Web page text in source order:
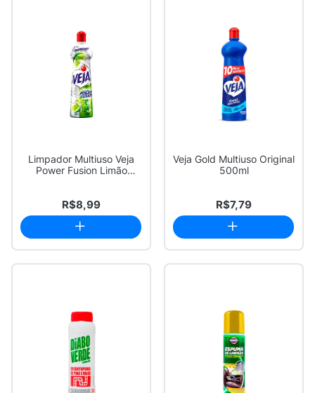
Limpador Multiuso Veja
Power Fusion Limão
R$8,99
Veja Gold Multiuso Original
500ml
R$7,79